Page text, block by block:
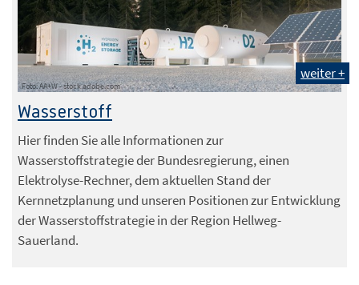
Foto: AA+W - stock.adobe.com
weiter +
Wasserstoff
Hier finden Sie alle Informationen zur
Wasserstoffstrategie der Bundesregierung, einen
Elektrolyse-Rechner, dem aktuellen Stand der
Kernnetzplanung und unseren Positionen zur Entwicklung
der Wasserstoffstrategie in der Region Hellweg-
Sauerland.